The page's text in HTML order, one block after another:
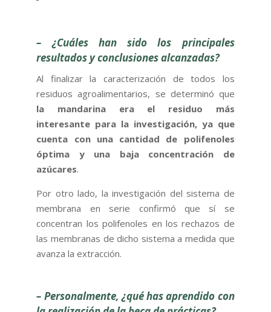
–¿Cuáles han sido los principales
resultados y conclusiones alcanzadas?
Al finalizar la caracterización de todos los
residuos agroalimentarios, se determinó que
la mandarina era el residuo más
interesante para la investigación, ya que
cuenta con una cantidad de polifenoles
óptima y una baja concentración de
azúcares.
Por otro lado, la investigación del sistema de
membrana en serie confirmó que sí se
concentran los polifenoles en los rechazos de
las membranas de dicho sistema a medida que
avanza la extracción.
– Personalmente, ¿qué has aprendido con